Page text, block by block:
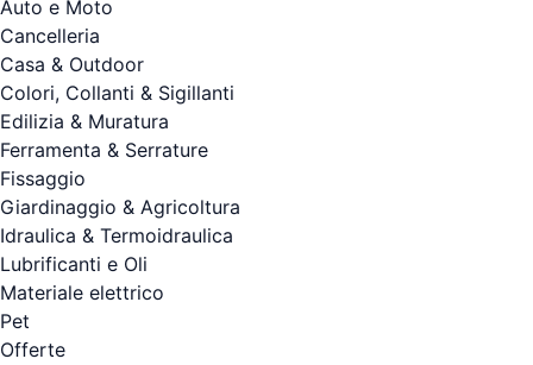
Auto e Moto
Cancelleria
Casa & Outdoor
Colori, Collanti & Sigillanti
Edilizia & Muratura
Ferramenta & Serrature
Fissaggio
Giardinaggio & Agricoltura
Idraulica & Termoidraulica
Lubrificanti e Oli
Materiale elettrico
Pet
Offerte